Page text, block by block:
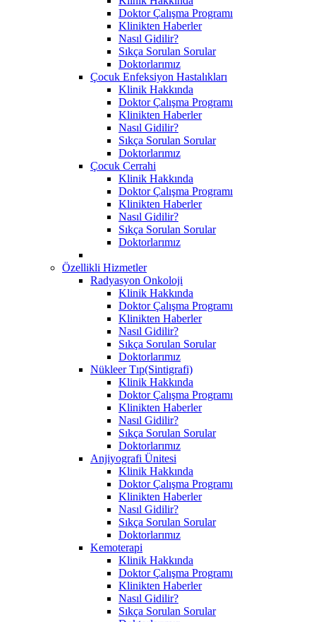
Doktor Çalışma Programı
Klinikten Haberler
Nasıl Gidilir?
Sıkça Sorulan Sorular
Doktorlarımız
Çocuk Enfeksiyon Hastalıkları
Klinik Hakkında
Doktor Çalışma Programı
Klinikten Haberler
Nasıl Gidilir?
Sıkça Sorulan Sorular
Doktorlarımız
Çocuk Cerrahi
Klinik Hakkında
Doktor Çalışma Programı
Klinikten Haberler
Nasıl Gidilir?
Sıkça Sorulan Sorular
Doktorlarımız
Özellikli Hizmetler
Radyasyon Onkoloji
Klinik Hakkında
Doktor Çalışma Programı
Klinikten Haberler
Nasıl Gidilir?
Sıkça Sorulan Sorular
Doktorlarımız
Nükleer Tıp(Sintigrafi)
Klinik Hakkında
Doktor Çalışma Programı
Klinikten Haberler
Nasıl Gidilir?
Sıkça Sorulan Sorular
Doktorlarımız
Anjiyografi Ünitesi
Klinik Hakkında
Doktor Çalışma Programı
Klinikten Haberler
Nasıl Gidilir?
Sıkça Sorulan Sorular
Doktorlarımız
Kemoterapi
Klinik Hakkında
Doktor Çalışma Programı
Klinikten Haberler
Nasıl Gidilir?
Sıkça Sorulan Sorular